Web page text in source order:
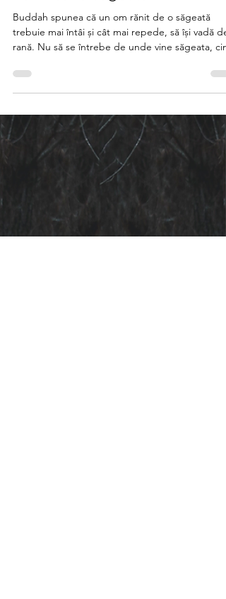
Alin Andrei
27 ian.
4 min de citit
rană. Nu să se întrebe de unde vine săgeata,
anume a tras, din ce lemn este făcută și așa mai
departe.